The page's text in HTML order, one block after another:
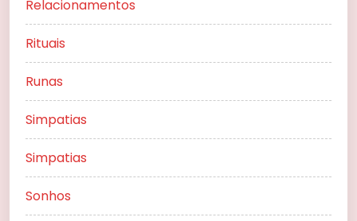
Relacionamentos
Rituais
Runas
Simpatias
Simpatias
Sonhos